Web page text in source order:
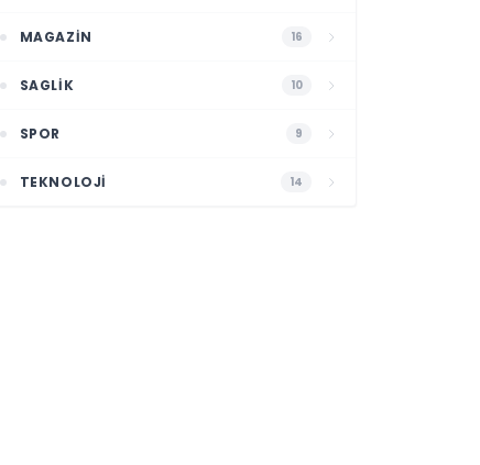
MAGAZIN 16
SAGLIK 10
SPOR 9
TEKNOLOJI 14